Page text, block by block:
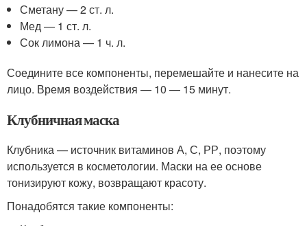
Сметану — 2 ст. л.
Мед — 1 ст. л.
Сок лимона — 1 ч. л.
Соедините все компоненты, перемешайте и нанесите на
лицо. Время воздействия — 10 — 15 минут.
Клубничная маска
Клубника — источник витаминов А, С, РР, поэтому
используется в косметологии. Маски на ее основе
тонизируют кожу, возвращают красоту.
Понадобятся такие компоненты: